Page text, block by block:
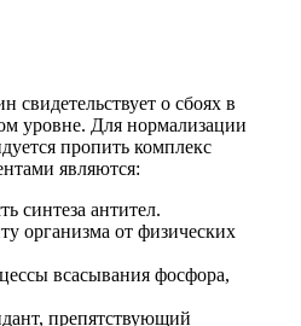
свидетельствует о сбоях в
уровне. Для нормализации
пропить комплекс
являются:
синтеза антител.
организма от физических
всасывания фосфора,
препятствующий